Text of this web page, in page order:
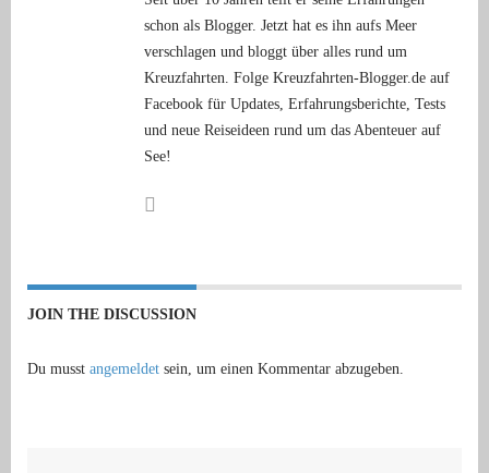
schon als Blogger. Jetzt hat es ihn aufs Meer
verschlagen und bloggt über alles rund um
Kreuzfahrten. Folge Kreuzfahrten-Blogger.de auf
Facebook für Updates, Erfahrungsberichte, Tests
und neue Reiseideen rund um das Abenteuer auf
See!
JOIN THE DISCUSSION
Du musst angemeldet sein, um einen Kommentar abzugeben.